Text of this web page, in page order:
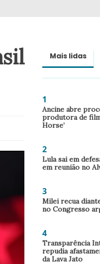
Mais lidas
1
Ancine abre
produtora de
Horse’
2
Lula sai em
em reunião no
3
Milei recua
no Congresso
4
Transparência
repudia
da Lava Jato